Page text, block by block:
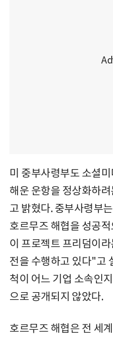
미 중부사령부도 소셜
해운 운항을 정상화하
고 밝혔다. 중부사령부
호르무즈 해협을 성공
이 프로젝트 프리덤이
전을 수행하고 있다"고
척이 어느 기업 소속인
으로 공개되지 않았다.
호르무즈 해협은 전 세